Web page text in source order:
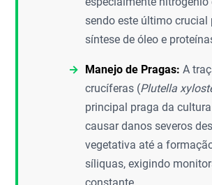
sendo este último crucial
síntese de óleo e
Manejo de Pragas: A
crucíferas (Plutella
principal praga da
causar danos severos
vegetativa até a
síliquas, exigindo